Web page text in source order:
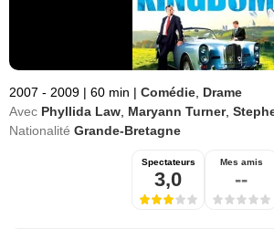
2007 - 2009 | 60 min | Comédie Drame
Avec Phyllida Law Maryann Turner,
Nationalité Grande-Bretagne
Spectateurs
3,0
Mes amis
--